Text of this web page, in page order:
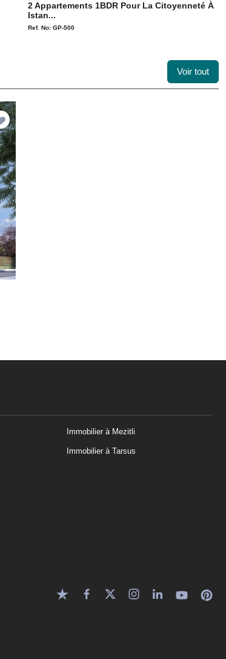
2 Appartements 1BDR Pour La Citoyenneté À
Istan...
Ref. No: GP-500
Voir tout
Immobilier à Mezitli
Immobilier à Tarsus